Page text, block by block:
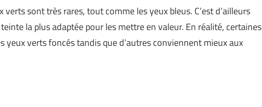
sont très rares, tout comme les yeux bleus. C’est d’ailleurs
la plus adaptée pour les mettre en valeur. En réalité, certaines
yeux verts foncés tandis que d’autres conviennent mieux aux